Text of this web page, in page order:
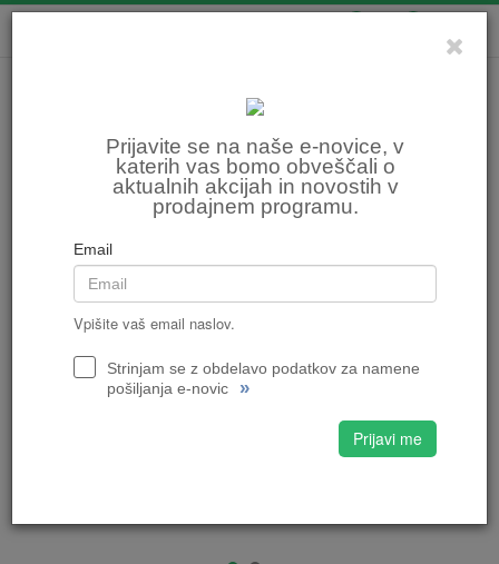
Prijavite se na naše e-novice, v
katerih vas bomo obveščali o
aktualnih akcijah in novostih v
prodajnem programu.
Email
Vpišite vaš email naslov.
Strinjam se z obdelavo podatkov za namene
pošiljanja e-novic
»
Prijavi me